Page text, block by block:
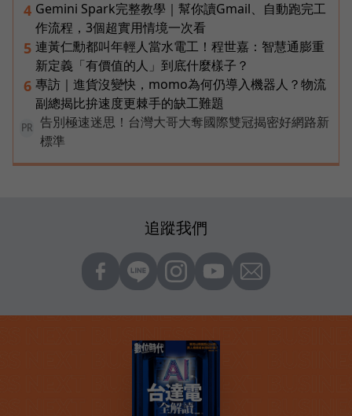
4 Gemini Spark完整教學｜幫你讀Gmail、自動跑完工
作流程，3個超實用情境一次看
5 連黃仁勳都叫年輕人當水電工！程世嘉：智慧通膨重
新定義「有價值的人」到底什麼樣子？
6 專訪｜進貨沒變快，momo為何仍導入機器人？物流
副總揭比拚速度更棘手的缺工難題
PR
告別極速迷思！台灣大哥大奪國際雙冠揭密好網路新
標準
追蹤我們